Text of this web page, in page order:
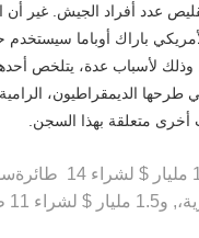
عدد أفراد الجيش. غير أن
باراك أوباما
وذلك لأسباب عدة، يتلخص
طرحها الديمقراطيون،
أخرى متعلقة بهذا السجن
لشراء 14 طائرة
, و1.5 مليار $ لشراء 11 طائرة